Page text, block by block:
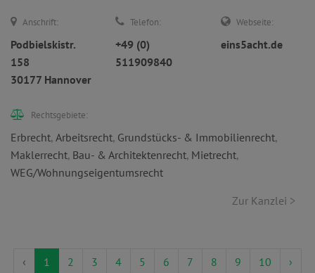
Anschrift:
Podbielskistr.
158
30177 Hannover
Telefon:
+49 (0)
511909840
Webseite:
eins5acht.de
Rechtsgebiete:
Erbrecht, Arbeitsrecht, Grundstücks- & Immobilienrecht,
Maklerrecht, Bau- & Architektenrecht, Mietrecht,
WEG/Wohnungseigentumsrecht
Zur Kanzlei >
‹ 1 2 3 4 5 6 7 8 9 10 ›